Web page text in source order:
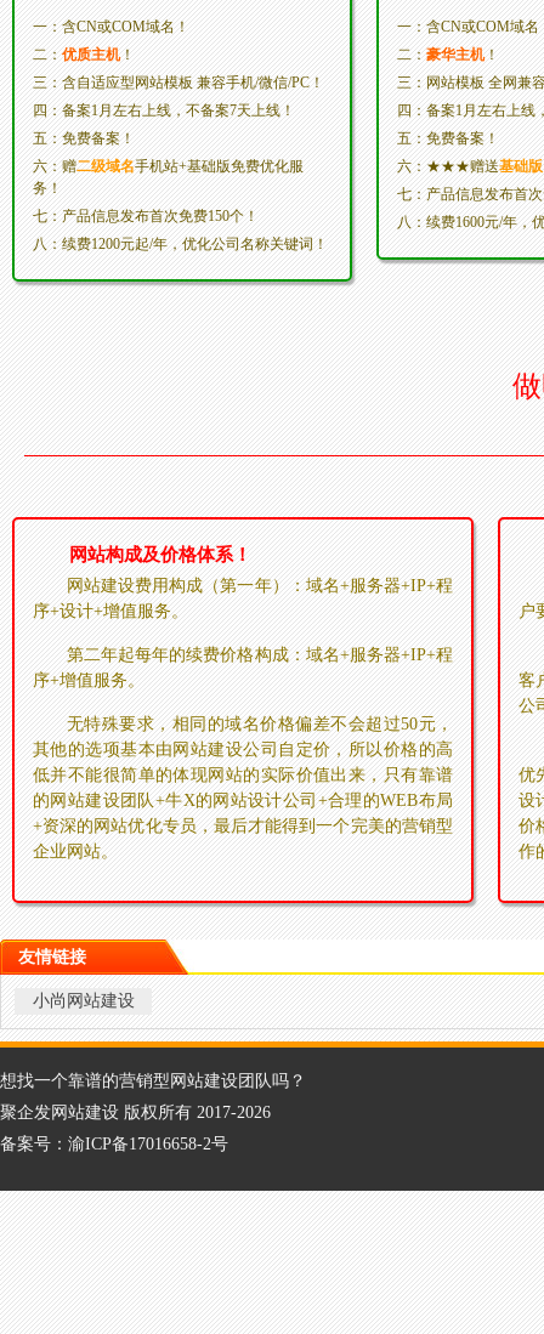
一：含CN或COM域名！
二：优质主机！
三：含自适应型网站模板 兼容手机/微信/PC！
四：备案1月左右上线，不备案7天上线！
五：免费备案！
六：赠二级域名手机站+基础版免费优化服
务！
七：产品信息发布首次免费150个！
八：续费1200元起/年，优化公司名称关键词！
一：含CN或COM域名
二：豪华主机！
三：网站模板 全网兼
四：备案1月左右上线
五：免费备案！
六：★★★赠送基础版
七：产品信息发布首
八：续费1600元/年，
网站构成及价格体系！
网站建设费用构成（第一年）：域名+服务器+IP+程
序+设计+增值服务。
第二年起每年的续费价格构成：域名+服务器+IP+程
序+增值服务。
无特殊要求，相同的域名价格偏差不会超过50元，
其他的选项基本由网站建设公司自定价，所以价格的高
低并不能很简单的体现网站的实际价值出来，只有靠谱
的网站建设团队+牛X的网站设计公司+合理的WEB布局
+资深的网站优化专员，最后才能得到一个完美的营销型
企业网站。
户
客
公
优
设
价
作
友情链接
小尚网站建设
想找一个靠谱的营销型网站建设团队吗？
聚企发网站建设 版权所有 2017-2026
备案号：渝ICP备17016658-2号